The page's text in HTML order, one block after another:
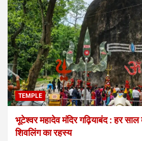
TEMPLE
भूटेश्वर महादेव मंदिर गढ़ियाबंद : हर
शिवलिंग का रहस्य